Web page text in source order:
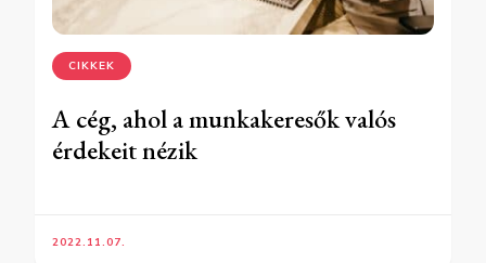
CIKKEK
A cég, ahol a munkakeresők valós
érdekeit nézik
2022.11.07.